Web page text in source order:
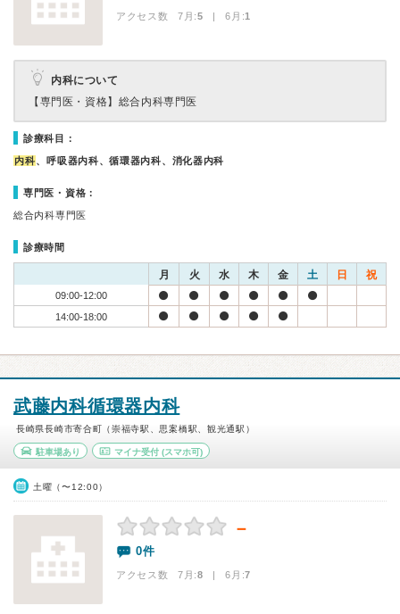
アクセス数 7月:5 | 6月:1
内科について
【専門医・資格】 総合内科専門医
診療科目：
内科、呼吸器内科、循環器内科、消化器内科
専門医・資格：
総合内科専門医
診療時間
月 火 水 木 金 土 日 祝
09:00-12:00
14:00-18:00
武藤内科循環器内科
長崎県長崎市寄合町（崇福寺駅、思案橋駅、観光通駅）
駐車場あり マイナ受付(スマホ可)
土曜（〜12:00）
－
0件
アクセス数 7月:8 | 6月:7